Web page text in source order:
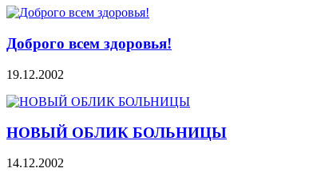
Доброго всем здоровья!
19.12.2002
НОВЫЙ ОБЛИК БОЛЬНИЦЫ
14.12.2002